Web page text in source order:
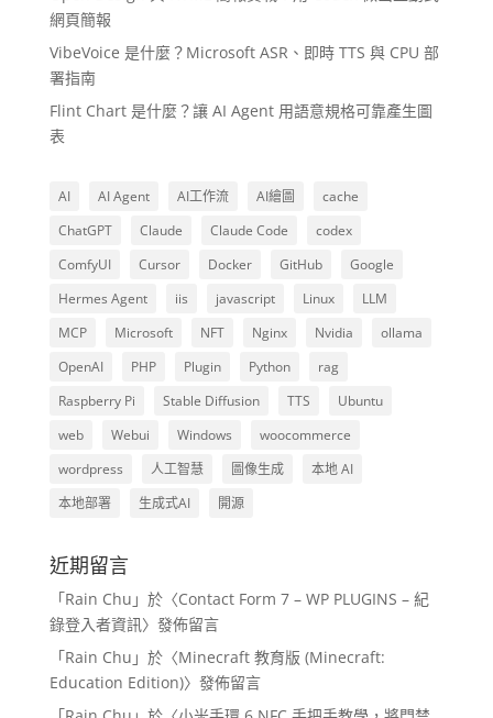
網頁簡報
VibeVoice 是什麼？Microsoft ASR、即時 TTS 與 CPU 部
署指南
Flint Chart 是什麼？讓 AI Agent 用語意規格可靠產生圖
表
AI AI Agent AI工作流 AI繪圖
cache
ChatGPT
Claude Claude Code
codex
ComfyUI
Cursor Docker GitHub
Google
Hermes Agent
iis javascript Linux
LLM
MCP
Microsoft NFT Nginx Nvidia
ollama
OpenAI
PHP Plugin Python
rag
Raspberry Pi
Stable Diffusion TTS
Ubuntu
web
Webui Windows
woocommerce
wordpress
人工智慧 圖像生成
本地 AI
本地部署
生成式AI 開源
近期留言
「Rain Chu 」於〈Contact Form 7 – WP PLUGINS – 紀
錄登入者資訊〉發佈留言
「Rain Chu 」於〈Minecraft 教育版 (Minecraft:
Education Edition)〉發佈留言